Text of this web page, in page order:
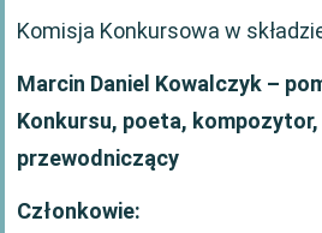
Komisja Konkursowa w
Marcin Daniel Kowalczyk –
Konkursu, poeta,
przewodniczący
Członkowie: